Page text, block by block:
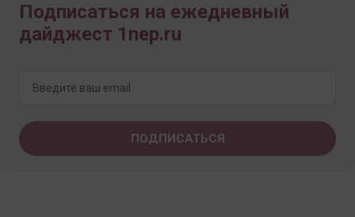
Подписаться на ежедневный
дайджест 1nep.ru